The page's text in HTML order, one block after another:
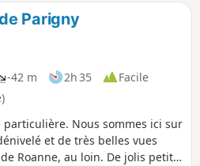
Parigny
-42 m 2h 35
Facile
Nous sommes ici sur
et de très belles vues
Roanne, au loin. De jolis petits